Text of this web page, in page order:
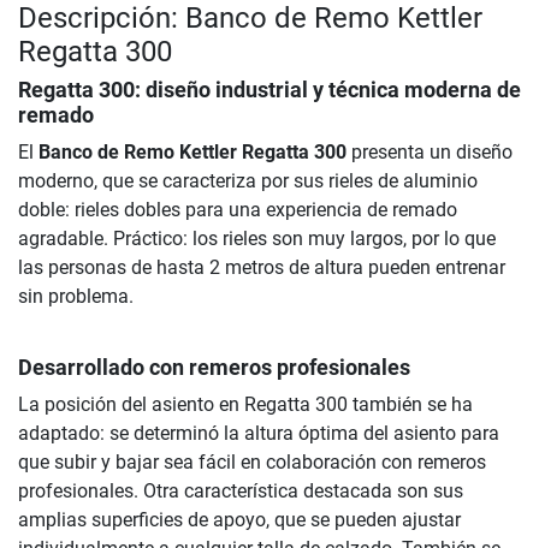
Descripción: Banco de Remo Kettler
Regatta 300
Regatta 300: diseño industrial y técnica moderna de
remado
El Banco de Remo Kettler Regatta 300 presenta un diseño
moderno, que se caracteriza por sus rieles de aluminio
doble: rieles dobles para una experiencia de remado
agradable. Práctico: los rieles son muy largos, por lo que
las personas de hasta 2 metros de altura pueden entrenar
sin problema.
Desarrollado con remeros profesionales
La posición del asiento en Regatta 300 también se ha
adaptado: se determinó la altura óptima del asiento para
que subir y bajar sea fácil en colaboración con remeros
profesionales. Otra característica destacada son sus
amplias superficies de apoyo, que se pueden ajustar